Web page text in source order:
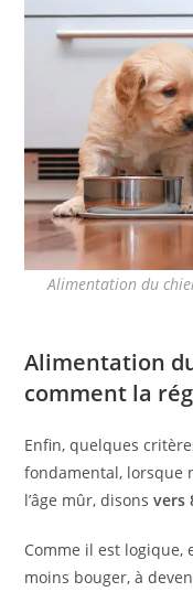
Alimentation du
Alimentation
comment la
Enfin, quelques
fondamental, lorsque
l’âge mûr, disonsvers
Comme il est logique,
moins bouger, à